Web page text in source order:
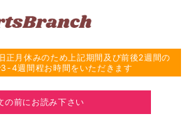
月休みのため上記期間及び前後2週間の
4週間程お時間をいただきます
の前にお読み下さい